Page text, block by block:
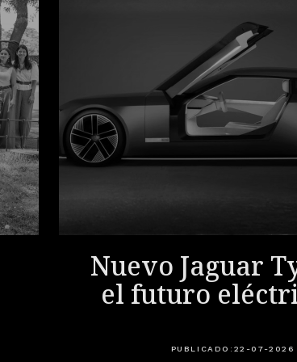
Nuevo Jaguar
el futuro
PUBLICADO: 22-07-2026